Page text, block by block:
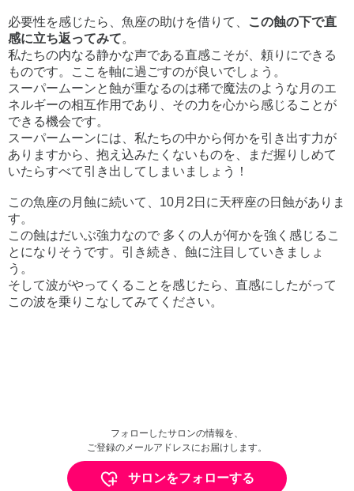
必要性を感じたら、魚座の助けを借りて、
この蝕の下で直
感に立ち返ってみて。
私たちの内なる静かな声である直感こそが、頼りにできる
ものです。ここを軸に過ごすのが良いでしょう。
スーパームーンと蝕が重なるのは稀で魔法のような月のエ
ネルギーの相互作用であり、その力を心から感じることが
できる機会です。
スーパームーンには、私たちの中から何かを引き出す力が
ありますから、抱え込みたくないものを、まだ握りしめて
いたらすべて引き出してしまいましょう！
この魚座の月蝕に続いて、10月2日に天秤座の日蝕がありま
す。
この蝕はだいぶ強力なので 多くの人が何かを強く感じるこ
とになりそうです。引き続き、蝕に注目していきましょ
う。
そして波がやってくることを感じたら、直感にしたがって
この波を乗りこなしてみてください。
フォローしたサロンの情報を、
ご登録のメールアドレスにお届けします。
サロンをフォローする